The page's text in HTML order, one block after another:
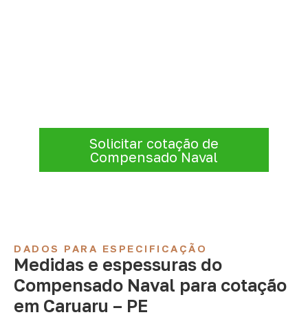
Solicitar cotação de
Compensado Naval
DADOS PARA ESPECIFICAÇÃO
Medidas e espessuras do
Compensado Naval para cotação
em Caruaru – PE